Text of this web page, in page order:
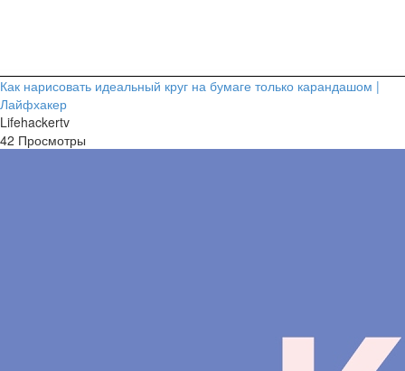
Как нарисовать идеальный круг на бумаге только карандашом |
Лайфхакер
Lifehackertv
42 Просмотры